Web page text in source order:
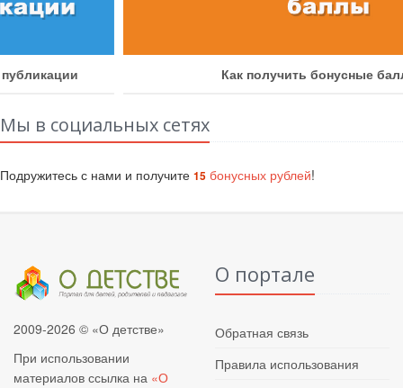
Как получить бонусные баллы
Мы в социальных сетях
Подружитесь с нами и получите 15 бонусных рублей!
2009-2026 © «О детстве»
При использовании
материалов ссылка на «О
О портале
Обратная связь
Правила использования